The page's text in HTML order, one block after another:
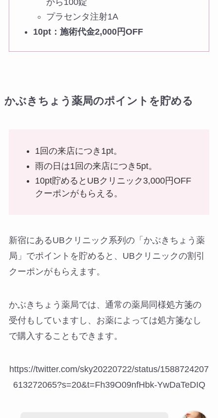
プラセンタ注射1A
10pt：施術代金2,000円OFF
かぶきちょう薬局のポイントを貯める
1回の来店につき1pt。
雨の日は1回の来店につき5pt。
10pt貯めるとUBクリニック3,000円OFF
クーポンがもらえる。
新宿にあるUBクリニック系列の「かぶきちょう薬
局」でポイントを貯めると、UBクリニックの割引
クーポンがもらえます。
かぶきちょう薬局では、通常の薬局同様処方箋の
受付もしていますし、お薬によっては処方箋なし
で購入することもできます。
https://twitter.com/sky20220722/status/1588724207
613272065?s=20&t=Fh39O09nfHbk-YwDaTeDIQ